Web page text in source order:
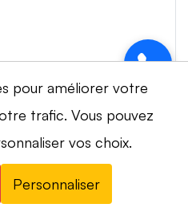
à Mont-Tramelan
de vidéosurveillance à
smartphone,
pour améliorer votre
trafic. Vous pouvez
vos choix.
Personnaliser
· 24h/24 · 7j/7 ·
WhatsApp